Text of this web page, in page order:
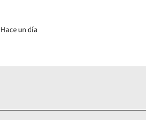
Hace un día